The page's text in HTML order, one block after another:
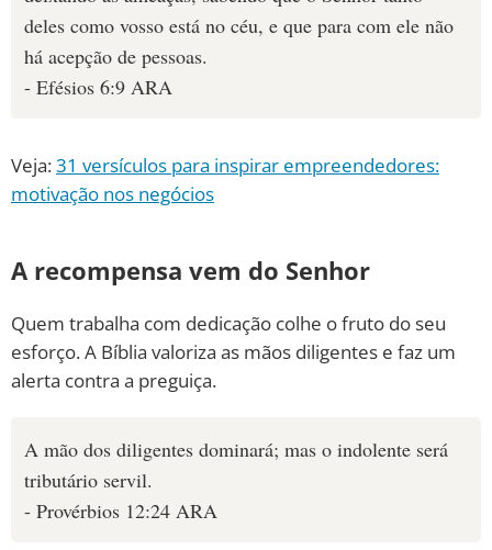
deles como vosso está no céu, e que para com ele não
há acepção de pessoas.
- Efésios 6:9 ARA
Veja:31 versículos para inspirar empreendedores:
motivação nos negócios
A recompensa vem do Senhor
Quem trabalha com dedicação colhe o fruto do seu
esforço. A Bíblia valoriza as mãos diligentes e faz um
alerta contra a preguiça.
A mão dos diligentes dominará; mas o indolente será
tributário servil.
- Provérbios 12:24 ARA